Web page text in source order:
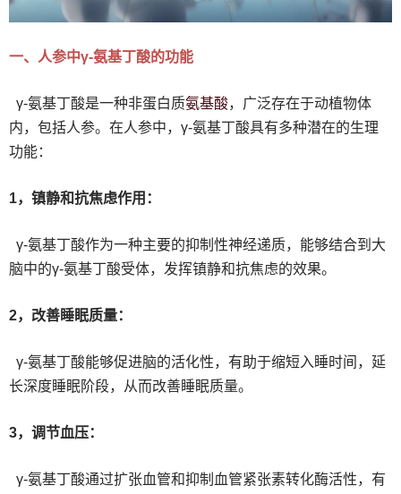
一、人参中γ-氨基丁酸的功能
γ-氨基丁酸是一种非蛋白质氨基酸，广泛存在于动植物体
内，包括人参。在人参中，γ-氨基丁酸具有多种潜在的生理
功能：
1，镇静和抗焦虑作用：
γ-氨基丁酸作为一种主要的抑制性神经递质，能够结合到大
脑中的γ-氨基丁酸受体，发挥镇静和抗焦虑的效果。
2，改善睡眠质量：
γ-氨基丁酸能够促进脑的活化性，有助于缩短入睡时间，延
长深度睡眠阶段，从而改善睡眠质量。
3，调节血压：
γ-氨基丁酸通过扩张血管和抑制血管紧张素转化酶活性，有